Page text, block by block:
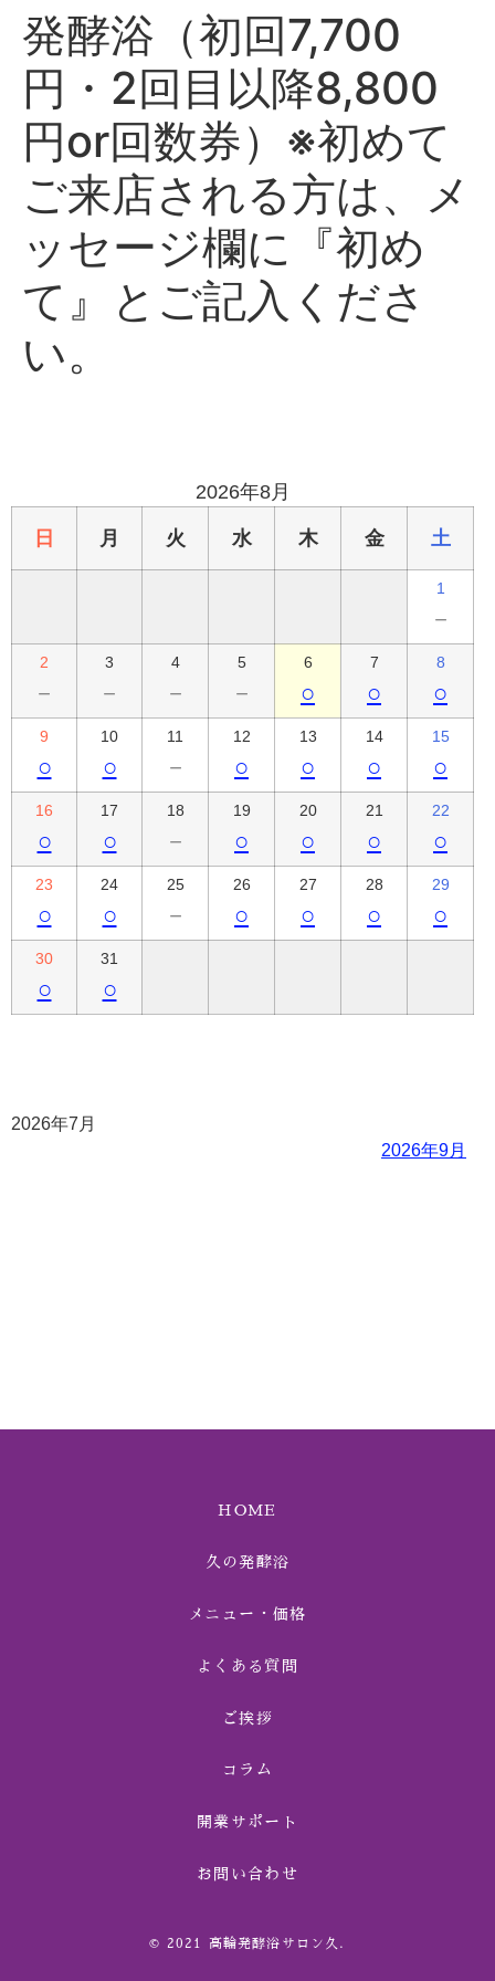
発酵浴（初回7,700
円・2回目以降8,800
円or回数券）※初めて
ご来店される方は、メ
ッセージ欄に『初め
て』とご記入くださ
い。
2026年8月
日 月 火 水 木 金 土
1
－
2
－
3
－
4
－
5
－
6
○
7
○
8
○
9
○
10
○
11
－
12
○
13
○
14
○
15
○
16
○
17
○
18
－
19
○
20
○
21
○
22
○
23
○
24
○
25
－
26
○
27
○
28
○
29
○
30
○
31
○
2026年7月
2026年9月
HOME
久の発酵浴
メニュー・価格
よくある質問
ご挨拶
コラム
開業サポート
お問い合わせ
© 2021 高輪発酵浴サロン久.